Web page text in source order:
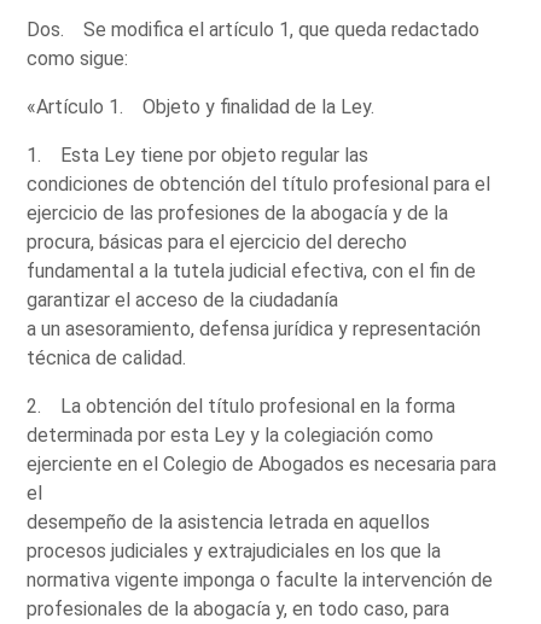
Dos. Se modifica el artículo 1, que queda redactado
como sigue:
«Artículo 1. Objeto y finalidad de la Ley.
1. Esta Ley tiene por objeto regular las
condiciones de obtención del título profesional para el
ejercicio de las profesiones de la abogacía y de la
procura, básicas para el ejercicio del derecho
fundamental a la tutela judicial efectiva, con el fin de
garantizar el acceso de la ciudadanía
a un asesoramiento, defensa jurídica y representación
técnica de calidad.
2. La obtención del título profesional en la forma
determinada por esta Ley y la colegiación como
ejerciente en el Colegio de Abogados es necesaria para
el
desempeño de la asistencia letrada en aquellos
procesos judiciales y extrajudiciales en los que la
normativa vigente imponga o faculte la intervención de
profesionales de la abogacía y, en todo caso, para